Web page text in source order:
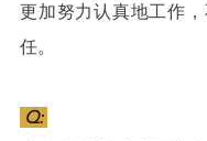
更加努力认真地工作
任。
Q: